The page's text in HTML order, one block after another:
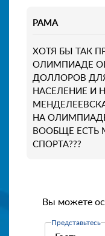
РАМА
ХОТЯ БЫ ТАК
ОЛИМПИАДЕ
ДОЛЛОРОВ
НАСЕЛЕНИЕ И
НА
ВООБЩЕ ЕСТЬ
СПОРТА???
Вы можете
Представьтесь